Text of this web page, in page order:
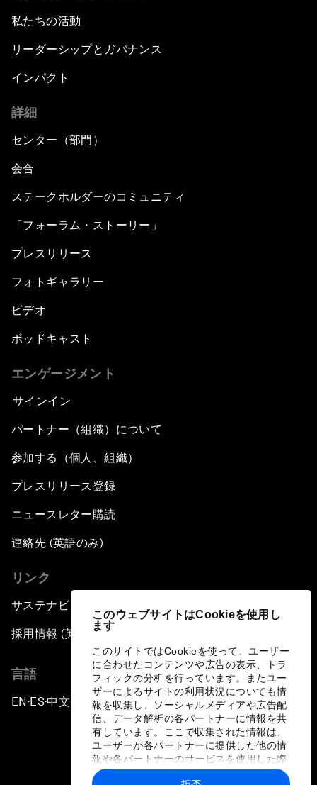
このウェブサイトはCookieを使用し
ます
このサイトではCookieを使って、ユーザー
に合わせたコンテンツや広告の表示、トラ
フィックの分析を行っています。またユー
ザーによるサイトの利用状況についても情
報を収集し、ソーシャルメディアや広告配
信、データ解析の各パートナーに情報を共
有しています。ここで収集された情報は、
ユーザーが各パートナーに提供した他の情
報や各パートナーのサービスを使用した際
に収集された情報と組み合わされ、各パー
私たちの活動
リーダーシップとガバナンス
インパクト
詳細
センター（部門）
会合
ステークホルダーのコミュニティ
「フォーラム・ストーリー」
プレスリリース
フォトギャラリー
ビデオ
ポッドキャスト
エンゲージメント
サインイン
パートナー（組織）について
参加する（個人、組織）
プレスリリース登録
ニュースレター購読
連絡先 (英語のみ)
リンク
サステナビリティへの取り組み
採用情報 (英語のみ)
言語
EN ▪ES▪中文▪ 日本語